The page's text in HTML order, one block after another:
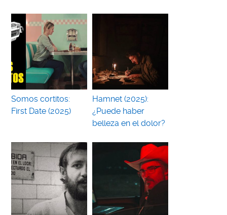
Somos cortitos:
First Date (2025)
Hamnet (2025):
¿Puede haber
belleza en el dolor?